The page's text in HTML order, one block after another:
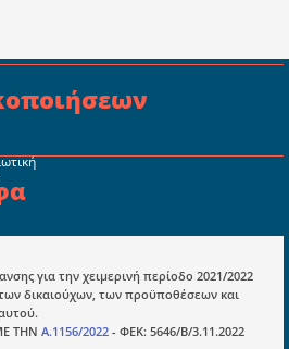
για την χειμερινή περίοδο 2021/2022
δικαιούχων, των προϋποθέσεων και
ΤΗΝ Α.1156/2022 - ΦΕΚ: 5646/Β/3.11.2022